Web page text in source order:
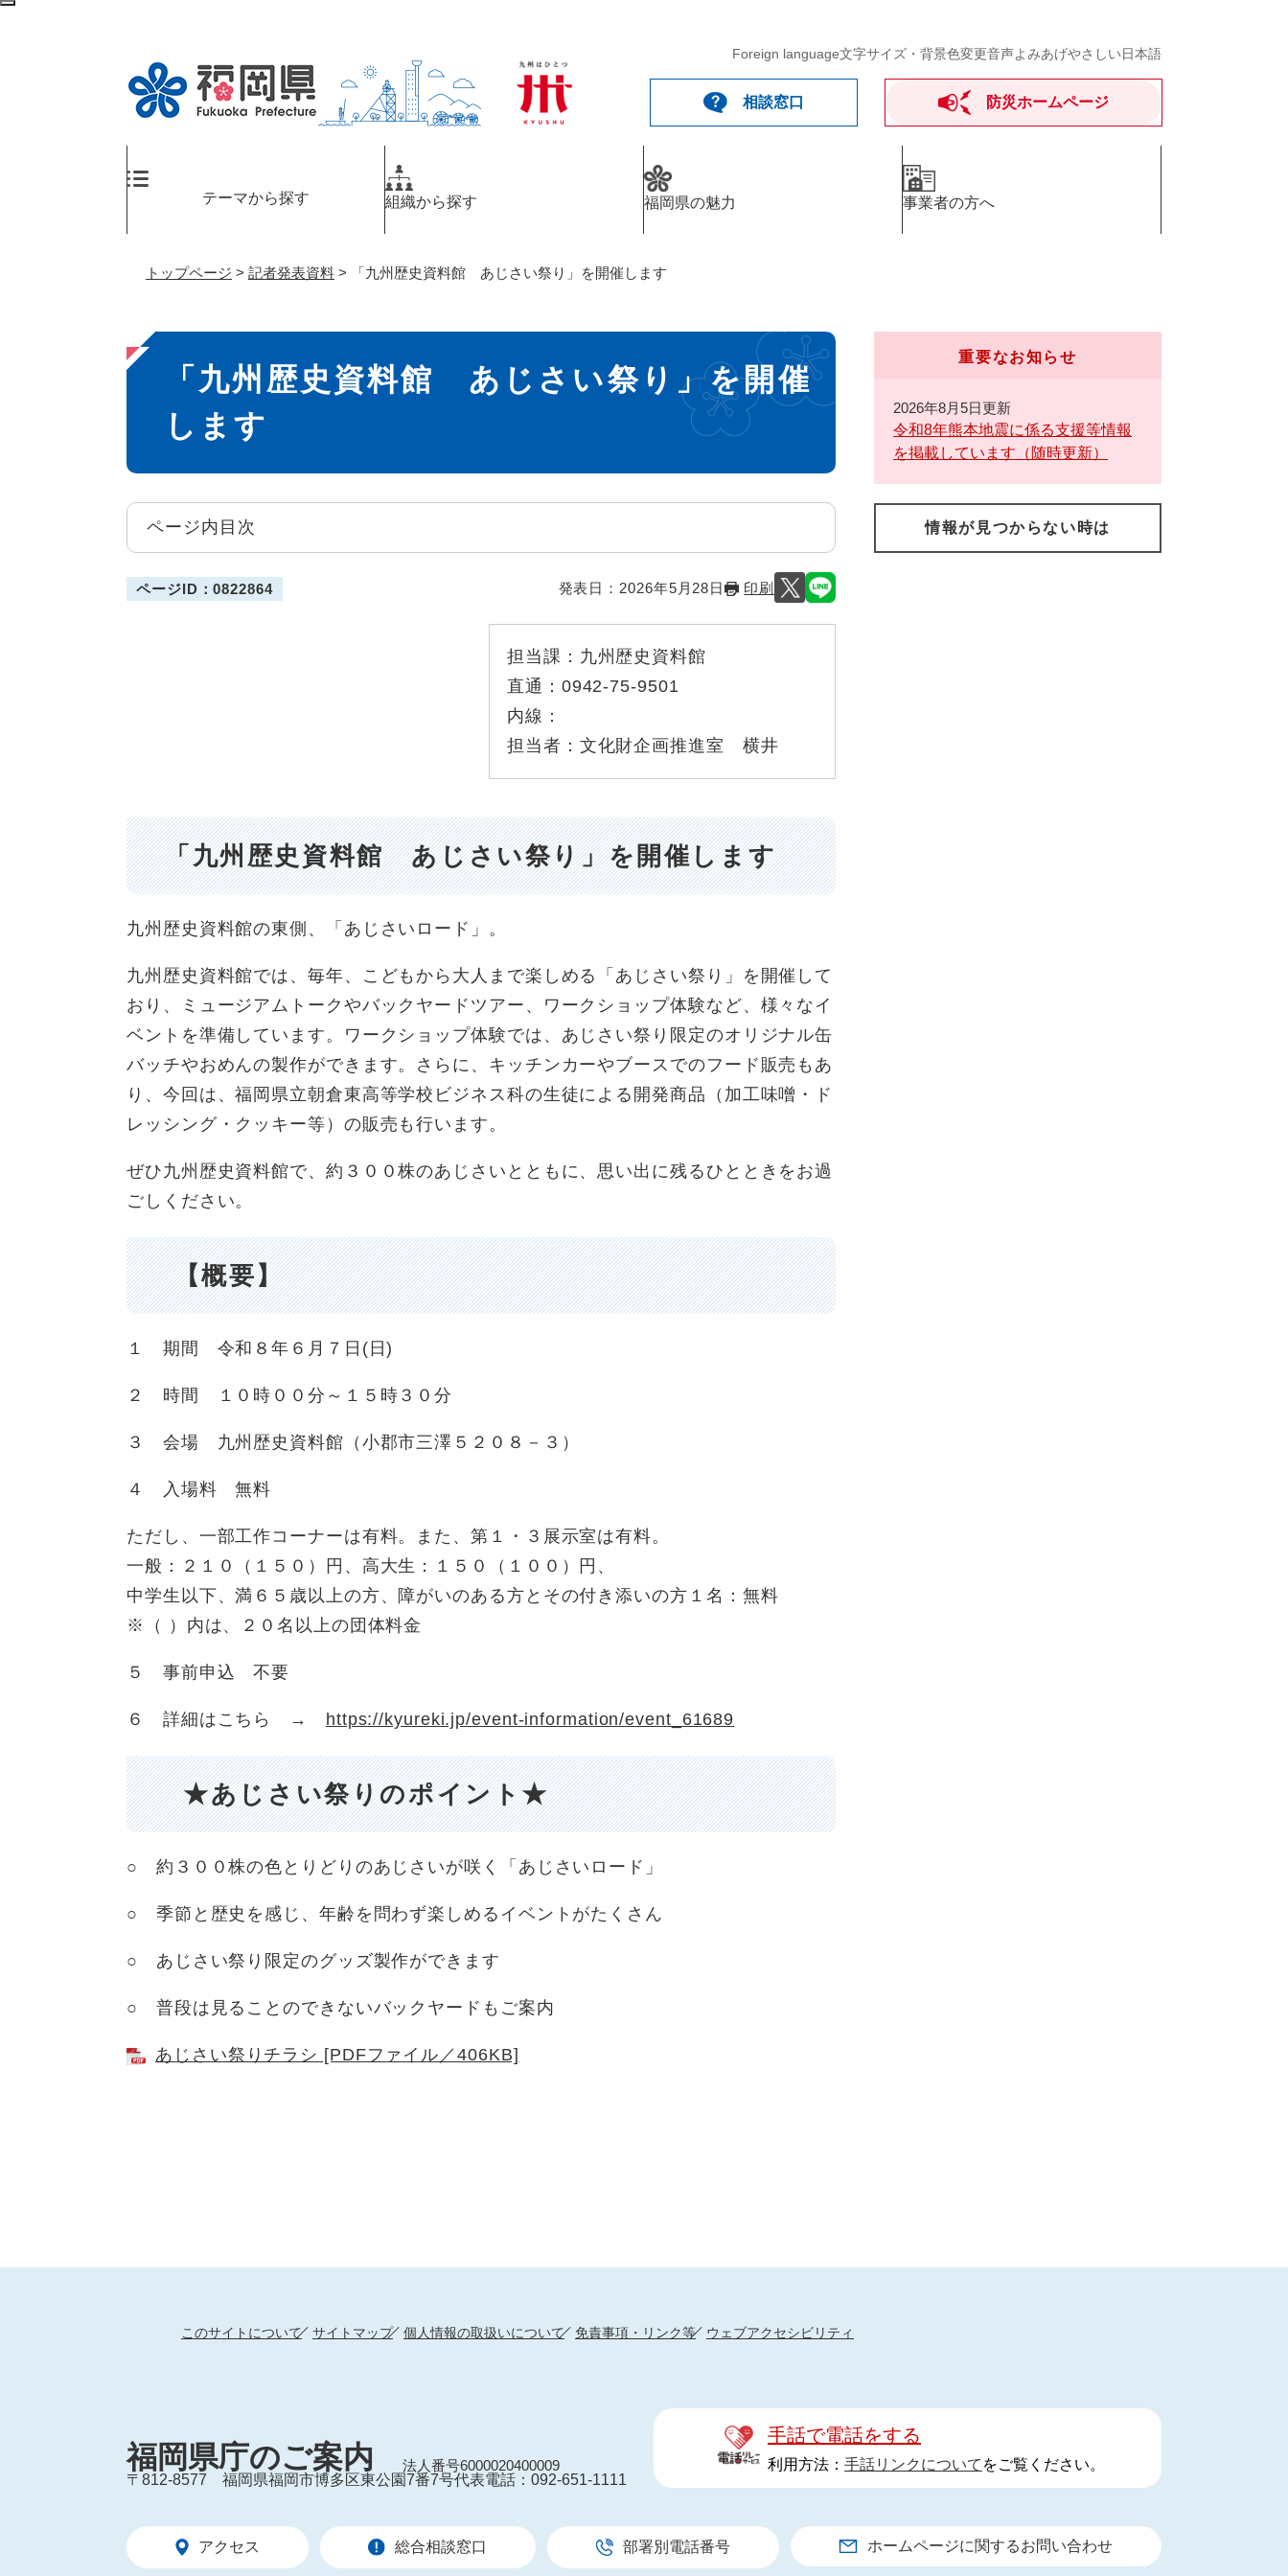
ペ
メ
Foreign language文字サイズ・背景色変更音声よみあげやさしい日本語
相談窓口 防災ホームページ
テーマから探す 組織から探す 福岡県の魅力 事業者の方へ
トップページ > 記者発表資料 > 「九州歴史資料館 あじさい祭り」を開催します
本
文
「九州歴史資料館 あじさい祭り」を開催
します
ページ内目次
ページID：0822864 発表日： 2026年5月28日 印刷
担当課： 九州歴史資料館
直通： 0942-75-9501
内線：
担当者： 文化財企画推進室 横井
「九州歴史資料館 あじさい祭り」を開催します
九州歴史資料館の東側、「あじさいロード」。
九州歴史資料館では、毎年、こどもから大人まで楽しめる「あじさい祭り」を開催して
おり、ミュージアムトークやバックヤードツアー、ワークショップ体験など、様々なイ
ベントを準備しています。ワークショップ体験では、あじさい祭り限定のオリジナル缶
バッチやおめんの製作ができます。さらに、キッチンカーやブースでのフード販売もあ
り、今回は、福岡県立朝倉東高等学校ビジネス科の生徒による開発商品（加工味噌・ド
レッシング・クッキー等）の販売も行います。
ぜひ九州歴史資料館で、約３００株のあじさいとともに、思い出に残るひとときをお過
ごしください。
【概要】
１ 期間 令和８年６月７日(日)
２ 時間 １０時００分～１５時３０分
３ 会場 九州歴史資料館（小郡市三澤５２０８－３）
４ 入場料 無料
ただし、一部工作コーナーは有料。また、第１・３展示室は有料。
​一般：２１０（１５０）円、高大生：１５０（１００）円、
中学生以下、満６５歳以上の方、障がいのある方とその付き添いの方１名：無料
​※（ ）内は、２０名以上の団体料金
５ 事前申込 不要
６ 詳細はこちら → https://kyureki.jp/event-information/event_61689
★あじさい祭りのポイント★
○ 約３００株の色とりどりのあじさいが咲く「あじさいロード」
○ 季節と歴史を感じ、年齢を問わず楽しめるイベントがたくさん
○ あじさい祭り限定のグッズ製作ができます
○ 普段は見ることのできないバックヤードもご案内
あじさい祭りチラシ [PDFファイル／406KB]
重要なお知らせ
2026年8月5日更新
令和8年熊本地震に係る支援等情報
を掲載しています（随時更新）
情報が見つからない時は
このサイトについて サイトマップ 個人情報の取扱いについて 免責事項・リンク等 ウェブアクセシビリティ
福岡県庁のご案内
法人番号6000020400009
〒812-8577
福岡県福岡市博多区東公園7番7号代表電話：092-651-1111
手話で電話をする
利用方法： 手話リンクについて をご覧ください。
アクセス 総合相談窓口 部署別電話番号 ホームページに関するお問い合わせ